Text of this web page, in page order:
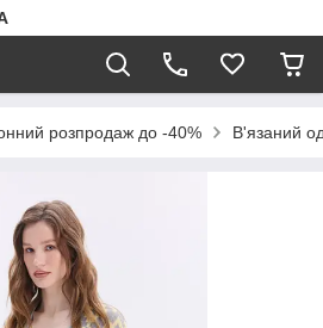
розпродаж до -40% В'язаний